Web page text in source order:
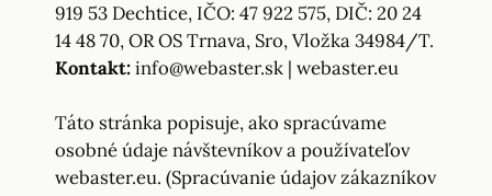
919 53 Dechtice, IČO: 47 922 575, DIČ: 20 24
14 48 70, OR OS Trnava, Sro, Vložka 34984/T.
Kontakt:info@webaster.sk | webaster.eu
Táto stránka popisuje, ako spracúvame
osobné údaje návštevníkov a používateľov
webaster.eu. (Spracúvanie údajov zákazníkov